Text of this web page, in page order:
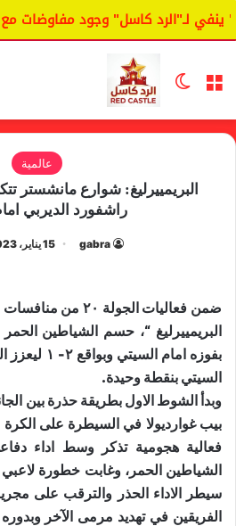
لـ"الرد كاسل" وجود مفاوضات
القائمة الوضع المظلم
عالمية
البريمييرليغ: شوارع مانشستر
راشفورد الديربي
gabra 15 يناير، 2023
ضمن فعاليات الجولة
البريمييرليغ “، حسم الشياطين
بفوزه امام
السيتي بنقطة وحيدة.
وبدأ الشوط الاول بطريقة حذرة بين
بيب غوارديولا في السيطرة على
فعالية هجومية تذكر وسط اداء
الشياطين الحمر، وغابت خطورة
سيطر الاداء الحذر والترقب على
الفريقين في تهديد مرمى الآخر